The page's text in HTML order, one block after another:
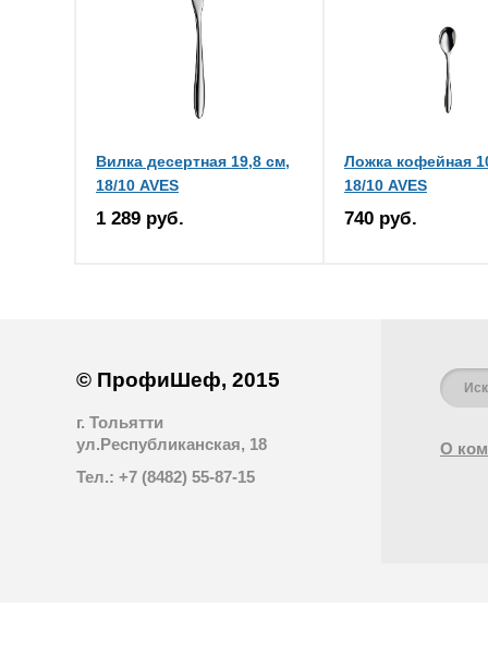
Вилка десертная 19,8 см,
18/10 AVES
1 289 руб.
Ложка кофейная
18/10 AVES
740 руб.
© ПрофиШеф, 2015
г. Тольятти
ул.Республиканская, 18
Тел.: +7 (8482) 55-87-15
О